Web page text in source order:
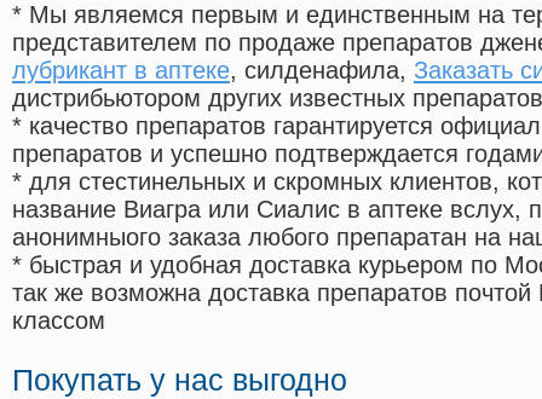
* Мы являемся первым и единственным на
представителем по продаже препаратов
лубрикант в аптеке, силденафила, Заказать
дистрибьютором других известных препаратов
* качество препаратов гарантируется
препаратов и успешно подтверждается
* для стестинельных и скромных клиентов,
название Виагра или Сиалис в аптеке вслух,
анонимныого заказа любого препаратан на
* быстрая и удобная доставка курьером по
так же возможна доставка препаратов
классом
Покупать у нас выгодно